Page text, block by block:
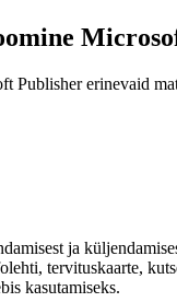
Publisher erinevaid
ja
tervituskaarte,
kasutamiseks.